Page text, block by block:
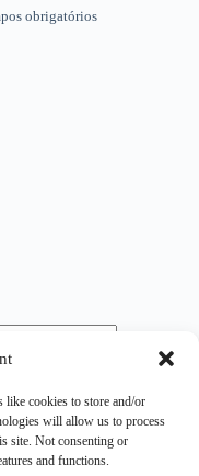
like cookies to store and/or
will allow us to process
site. Not consenting or
and functions.
obrigatórios